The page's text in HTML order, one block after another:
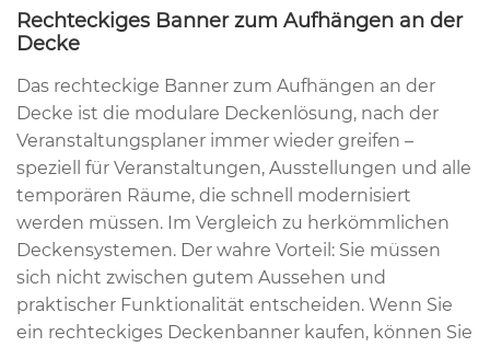
Rechteckiges Banner zum Aufhängen an der
Decke
Das rechteckige Banner zum Aufhängen an der
Decke ist die modulare Deckenlösung, nach der
Veranstaltungsplaner immer wieder greifen –
speziell für Veranstaltungen, Ausstellungen und alle
temporären Räume, die schnell modernisiert
werden müssen. Im Vergleich zu herkömmlichen
Deckensystemen. Der wahre Vorteil: Sie müssen
sich nicht zwischen gutem Aussehen und
praktischer Funktionalität entscheiden. Wenn Sie
ein rechteckiges Deckenbanner kaufen, können Sie